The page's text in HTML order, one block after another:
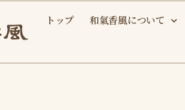
トップ 和氣香風について